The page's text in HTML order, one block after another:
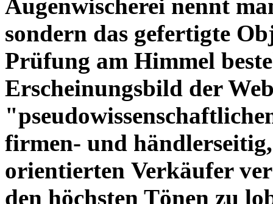
Augenwischerei nennt
sondern das gefertigte
Prüfung am Himmel
Erscheinungsbild der
firmen- und
orientierten Verkäufer
den höchsten Tönen zu